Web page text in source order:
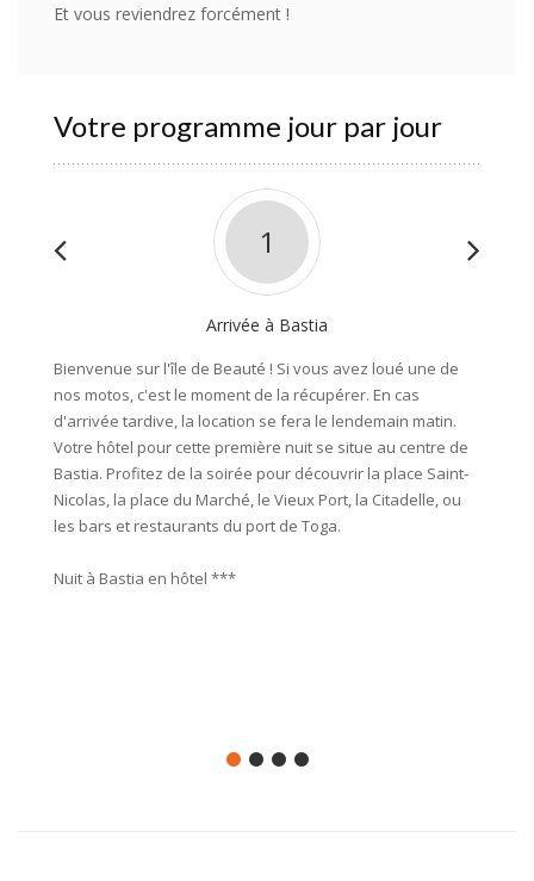
Et vous reviendrez forcément !
Votre programme jour par jour
1
Arrivée à Bastia
Bienvenue sur l'île de Beauté ! Si vous avez loué une de
nos motos, c'est le moment de la récupérer. En cas
d'arrivée tardive, la location se fera le lendemain matin.
Votre hôtel pour cette première nuit se situe au centre de
Bastia. Profitez de la soirée pour découvrir la place Saint-
Nicolas, la place du Marché, le Vieux Port, la Citadelle, ou
les bars et restaurants du port de Toga.
Nuit à Bastia en hôtel ***